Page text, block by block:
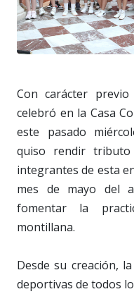
Con carácter
celebró en la Casa
este pasado
quiso rendir
integrantes de esta
mes de mayo del
fomentar la
montillana.
Desde su creación,
deportivas de todos